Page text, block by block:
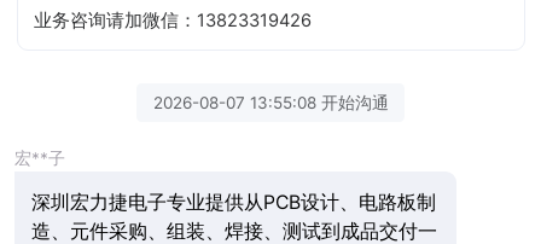
业务咨询请加微信：13823319426
2026-08-07 13:55:08 开始沟通
宏**子
深圳宏力捷电子专业提供从PCB设计、电路板制
造、元件采购、组装、焊接、测试到成品交付一